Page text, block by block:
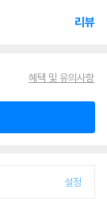
리뷰
혜택 및 유의사항
설정